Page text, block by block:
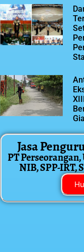
Jasa
PT
NIB, SPP-IRT,